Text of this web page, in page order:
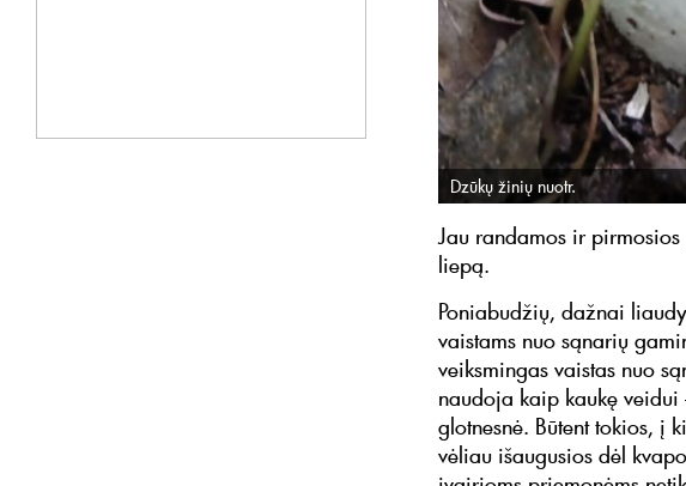
Dzūkų žinių nuotr.
Jau randamos ir
liepą.
Poniabudžių, dažnai
vaistams nuo sąnarių
veiksmingas vaistas nuo
naudoja kaip kaukę
glotnesnė. Būtent tokios, į
vėliau išaugusios dėl